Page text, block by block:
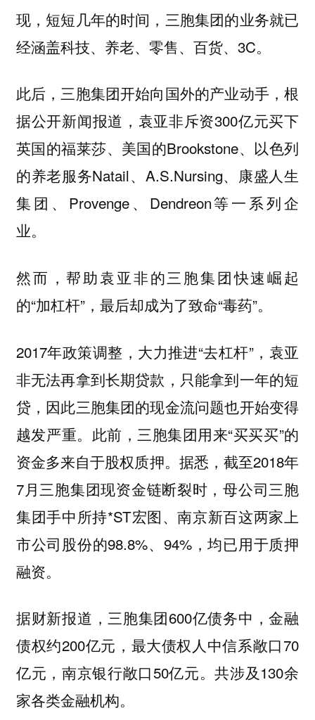
现，短短几年的时间，三胞集团的业务就已
经涵盖科技、养老、零售、百货、3C。
此后，三胞集团开始向国外的产业动手，根
据公开新闻报道，袁亚非斥资300亿元买下
英国的福莱莎、美国的Brookstone、以色列
的养老服务Natail、A.S.Nursing、康盛人生
集团、Provenge、Dendreon等一系列企
业。
然而，帮助袁亚非的三胞集团快速崛起
的“加杠杆”，最后却成为了致命“毒药”。
2017年政策调整，大力推进“去杠杆”，袁亚
非无法再拿到长期贷款，只能拿到一年的短
贷，因此三胞集团的现金流问题也开始变得
越发严重。此前，三胞集团用来“买买买”的
资金多来自于股权质押。据悉，截至2018年
7月三胞集团现资金链断裂时，母公司三胞
集团手中所持*ST宏图、南京新百这两家上
市公司股份的98.8%、94%，均已用于质押
融资。
据财新报道，三胞集团600亿债务中，金融
债权约200亿元，最大债权人中信系敞口70
亿元，南京银行敞口50亿元。共涉及130余
家各类金融机构。